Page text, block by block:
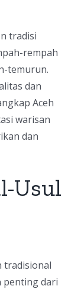
tradisi
rempah
temurun.
dan
Aceh
warisan
dan
Usul
tradisional
penting dari